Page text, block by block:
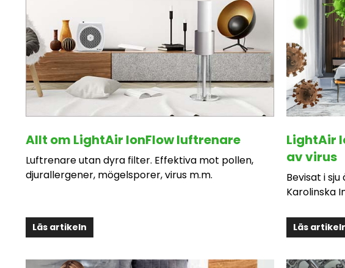
Allt om LightAir IonFlow luftrenare
Luftrenare utan dyra filter. Effektiva mot pollen,
djurallergener, mögelsporer, virus m.m.
Läs artikeln
LightAir
av virus
Bevisat i
Karolinska
Läs